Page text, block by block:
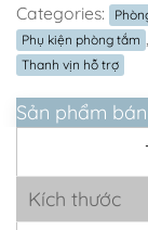
Categories:
Phụ kiện phòng tắm
Thanh vịn hỗ trợ
Sản phẩm
Kích thước